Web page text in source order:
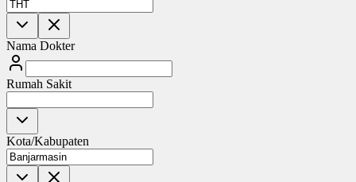
Nama Dokter
Rumah Sakit
Kota/Kabupaten